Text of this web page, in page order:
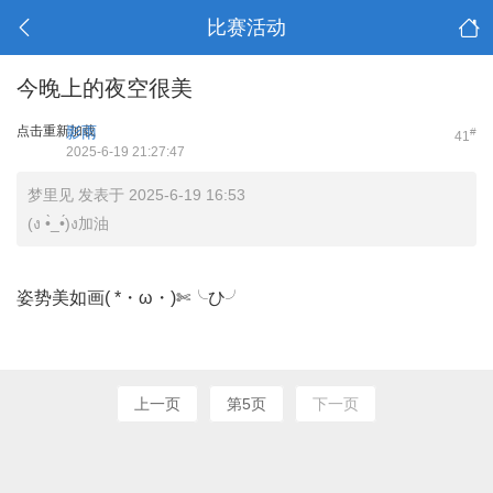
比赛活动
今晚上的夜空很美
点击重新加载 41#
影雨
2025-6-19 21:27:47
梦里见 发表于 2025-6-19 16:53
(ง •̀_•́)ง加油
姿势美如画( *・ω・)✄╰ひ╯
上一页 第5页 下一页